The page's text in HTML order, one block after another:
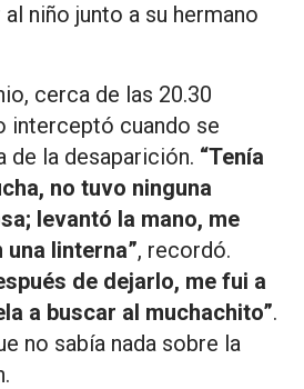
niño junto a su hermano
cerca de las 20.30
interceptó cuando se
de la desaparición. “Tenía
no tuvo ninguna
levantó la mano, me
linterna”, recordó.
de dejarlo, me fui a
a buscar al muchachito”.
no sabía nada sobre la